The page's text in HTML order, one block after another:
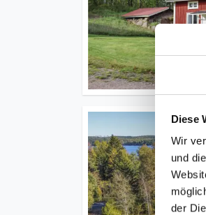
Diese
Wir
und
der